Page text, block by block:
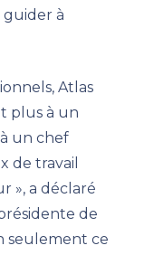
guider à
Atlas
plus à un
un chef
de travail
», a déclaré
de
seulement ce